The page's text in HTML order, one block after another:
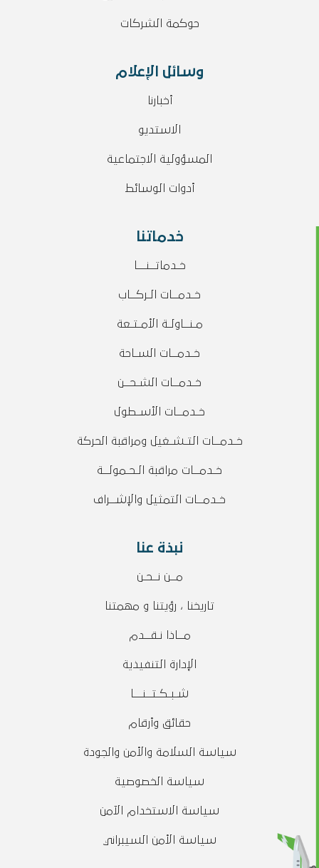
حوكمة الشركات
وسائل الإعلام
أخبارنا
الاستديو
المسؤولية الاجتماعية
أدوات الوسائط
خدماتنا
خـدماتــنـــا
خـدمــات الـركــاب
مـنــاولـة الأمـتـعة
خـدمــات السـاحة
خـدمــات الشـحــن
خـدمــات الأسـطول
خـدمــات التـشـغيل ومراقبة الحركة
خـدمــات مراقبة الـحـمولــة
خـدمــات التمثيل والإشــراف
نبذة عنا
مــن نــحـن
تاريخنا ، رؤيتنا و مهمتنا
مــاذا نـقــدم
الإدارة التنفيذية
شـبـكـتــنـــا
حقائق وأرقام
سياسة السلامة والأمن والجودة
سياسة الخصوصية
سياسة الاستخدام الآمن
سياسة الأمن السيبراني